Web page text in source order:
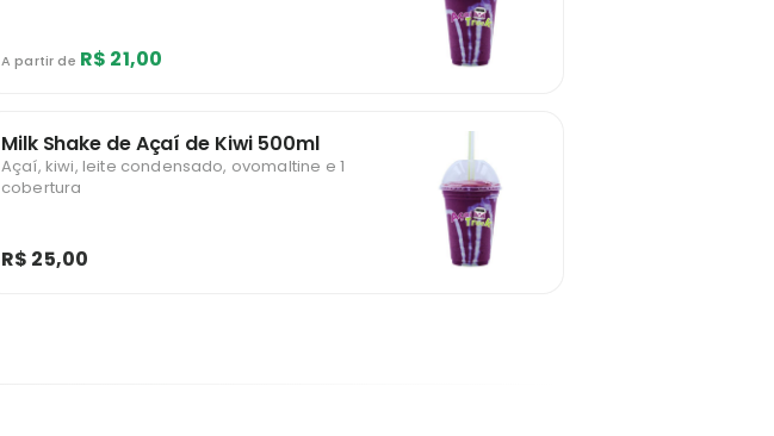
A partir de R$ 21,00
Milk Shake de Açaí de Kiwi 500ml
Açaí, kiwi, leite condensado, ovomaltine e 1
cobertura
R$ 25,00